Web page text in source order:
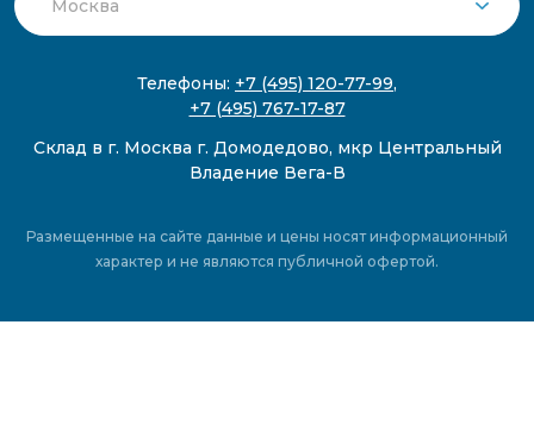
Телефоны: +7 (495) 120-77-99,
+7 (495) 767-17-87
Склад в г. Москва г. Домодедово, мкр Центральный
Владение Вега-В
Размещенные на сайте данные и цены носят информационный
характер и не являются публичной офертой.